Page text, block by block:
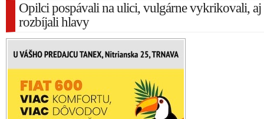
Opilci pospávali na ulici, vulgárne vykrikovali, aj
rozbíjali hlavy